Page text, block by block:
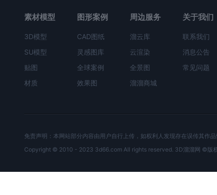
素材模型
3D模型
SU模型
贴图
材质
图形案例
CAD图纸
灵感图库
全球案例
效果图
周边服务
溜云库
云渲染
全景图
溜溜商城
关于我们
联系我们
消息公告
常见问题
免责声明：本网站部分内容由用户自行上传，如权利人发现存在误传其作
Copyright © 2010 - 2023 3d66.com All rights reserved. 3D溜溜网 ©版